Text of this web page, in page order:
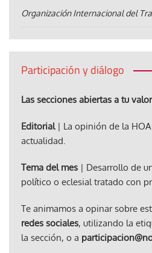
Organización Internacional del
Participación y diálogo
Las secciones abiertas a tu
Editorial| La opinión de la
actualidad.
Tema del mes | Desarrollo de
político o eclesial tratado con
Te animamos a opinar sobre
redes sociales, utilizando la
la sección, o a